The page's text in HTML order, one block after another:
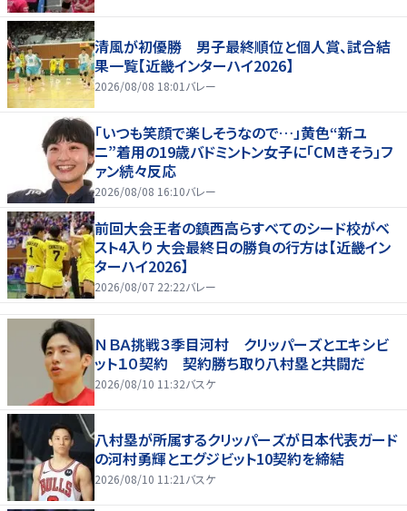
清風が初優勝 男子最終順位と個人賞、試合結
果一覧【近畿インターハイ2026】
2026/08/08 18:01 バレー
「いつも笑顔で楽しそうなので…」黄色“新ユ
ニ”着用の19歳バドミントン女子に「CMきそう」フ
ァン続々反応
2026/08/08 16:10バレー
前回大会王者の鎮西高らすべてのシード校がベ
スト4入り 大会最終日の勝負の行方は【近畿イン
ターハイ2026】
2026/08/07 22:22バレー
ＮＢＡ挑戦３季目河村 クリッパーズとエキシビ
ット１０契約 契約勝ち取り八村塁と共闘だ
2026/08/10 11:32バスケ
八村塁が所属するクリッパーズが日本代表ガード
の河村勇輝とエグジビット10契約を締結
2026/08/10 11:21 バスケ